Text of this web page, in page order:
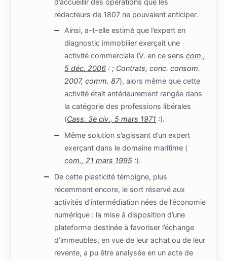
d’accueillir des opérations que les
rédacteurs de 1807 ne pouvaient anticiper.
Ainsi, a-t-elle estimé que l’expert en
diagnostic immobilier exerçait une
activité commerciale (V. en ce senscom.,
5 déc. 2006 : ; Contrats, conc. consom.
2007, comm. 87), alors même que cette
activité était antérieurement rangée dans
la catégorie des professions libérales
(Cass. 3e civ., 5 mars 1971 :).
Même solution s’agissant d’un expert
exerçant dans le domaine maritime (
com., 21 mars 1995 :).
De cette plasticité témoigne, plus
récemment encore, le sort réservé aux
activités d’intermédiation nées de l’économie
numérique : la mise à disposition d’une
plateforme destinée à favoriser l’échange
d’immeubles, en vue de leur achat ou de leur
revente, a pu être analysée en un acte de